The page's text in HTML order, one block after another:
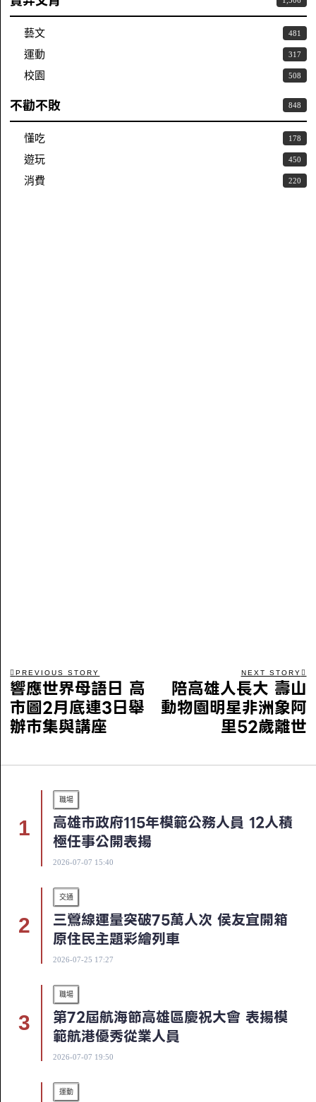
藝文 481
運動 317
校園 508
不勸不敗 848
懂吃 178
遊玩 450
消費 220
PREVIOUS STORY
響應世界母語日 高
市圖2月底連3日舉
辦市集與講座
NEXT STORY
陪高雄人長大 壽山
動物園明星非洲象阿
里52歲離世
職場
高雄市政府115年模範公務人員 12人積
極任事公開表揚
2026-07-07 15:40
交通
三鶯線運量突破75萬人次 侯友宜開箱
原住民主題彩繪列車
2026-07-25 17:27
職場
第72屆航海節高雄區慶祝大會 表揚模
範航港優秀從業人員
2026-07-07 19:50
運動